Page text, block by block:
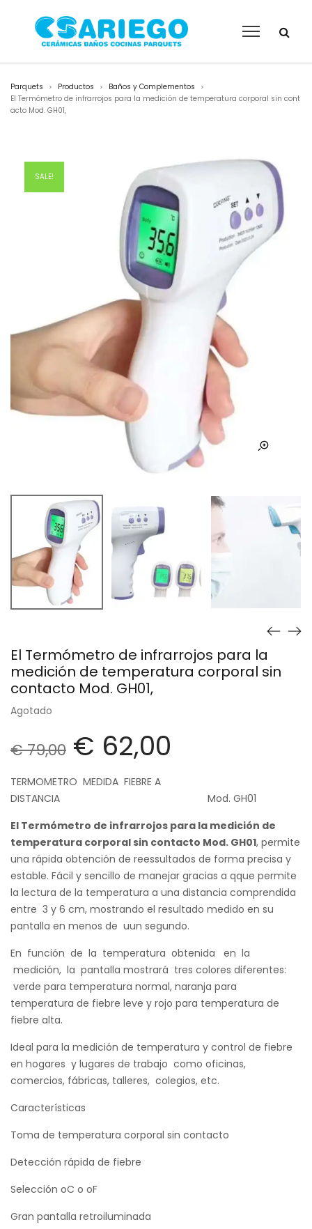
Parquets > Productos > Baños y Complementos >
El Termómetro de infrarrojos para la medición de temperatura corporal sin cont
acto Mod. GH01,
SALE!
El Termómetro de infrarrojos para la
medición de temperatura corporal sin
contacto Mod. GH01,
Agotado
€79,00 € 62,00
TERMOMETRO MEDIDA FIEBRE A
DISTANCIA Mod. GH01
El Termómetro de infrarrojos para la medición de
temperatura corporal sin contacto Mod. GH01, permite
una rápida obtención de reessultados de forma precisa y
estable. Fácil y sencillo de manejar gracias a qque permite
la lectura de la temperatura a una distancia comprendida
entre 3 y 6 cm, mostrando el resultado medido en su
pantalla en menos de uun segundo.
En función de la temperatura obtenida en la
medición, la pantalla mostrará tres colores diferentes:
verde para temperatura normal, naranja para
temperatura de fiebre leve y rojo para temperatura de
fiebre alta.
Ideal para la medición de temperatura y control de fiebre
en hogares y lugares de trabajo como oficinas,
comercios, fábricas, talleres, colegios, etc.
Características
Toma de temperatura corporal sin contacto
Detección rápida de fiebre
Selección oC o oF
Gran pantalla retroiluminada